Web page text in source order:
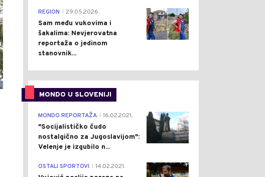
0
REGION 29.05.2026.
Sam među vukovima i
šakalima: Nevjerovatna
reportaža o jedinom
stanovnik...
MONDO U SLOVENIJI
4
MONDO REPORTAŽA 16.02.2021.
"Socijalističko čudo
nostalgično za Jugoslavijom":
Velenje je izgubilo n...
1
OSTALI SPORTOVI 14.02.2021.